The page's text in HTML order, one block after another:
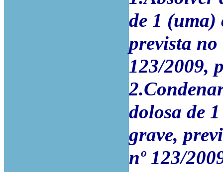
de 1
prevista no
123/2009,
dolosa de
grave,
nº 123/